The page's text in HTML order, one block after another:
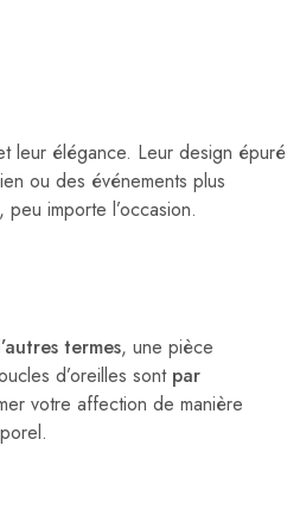
leur élégance. Leur design épuré
ou des événements plus
importe l’occasion.
termes, une pièce
d’oreilles sont par
votre affection de manière